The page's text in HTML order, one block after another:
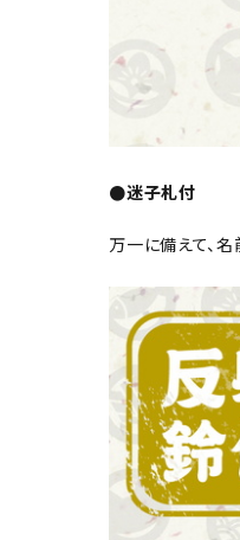
●迷子札付
万一に備えて、